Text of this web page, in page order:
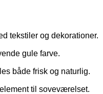
tekstiler og dekorationer.
gule farve.
både frisk og naturlig.
til soveværelset.